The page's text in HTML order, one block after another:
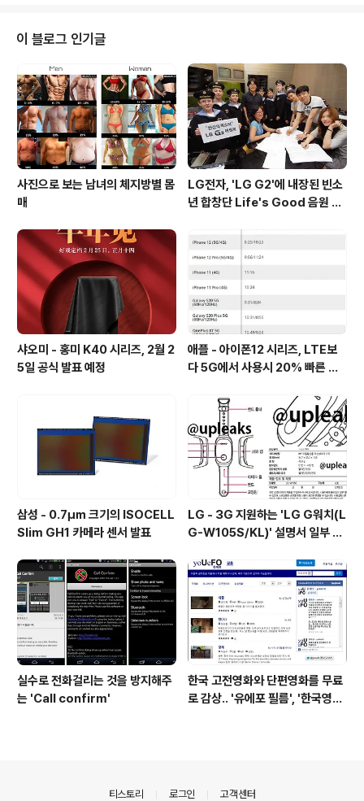
치 크기의 QHD(2560 * 1440) 디스플레이, 스냅드래곤
820 쿼드코어 프로세서, 독일의 명가 칼짜이즈의 인증을
받은 카메라를 탑재할 것으로 예상되고 있습니다. 이러한
스펙은 현재 출시된 플래그쉽 모델들이 스냅드래곤 821을
탑재하고, 내년초 선보일 제품들이 스냅드래..
이 블로그 인기글
사진으로 보는 남녀의 체지방별 몸
매
LG전자, 'LG G2'에 내장된 빈소
년 합창단 Life's Good 음원 공
샤오미 - 홍미 K40 시리즈, 2월 2
5일 공식 발표 예정
애플 - 아이폰12 시리즈, LTE보
다 5G에서 사용시 20% 빠른 배
삼성 - 0.7㎛ 크기의 ISOCELL
Slim GH1 카메라 센서 발표
LG - 3G 지원하는 'LG G워치(L
G-W105S/KL)' 설명서 일부 유
실수로 전화걸리는 것을 방지해주
는 'Call confirm'
한국 고전영화와 단편영화를 무료
로 감상.. '유에포 필름', '한국영상
티스토리 로그인 고객센터